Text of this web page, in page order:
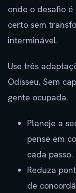
onde o desafio
certo sem
interminável.
Use três
Odisseu. Sem
gente ocupada.
Planeje a
pense em
cada passo.
Reduza
de